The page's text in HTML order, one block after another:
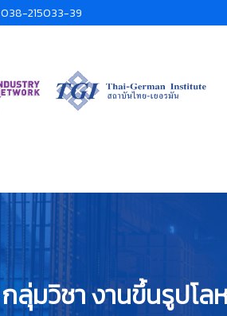
038-215033-39
กลุ่มวิชา งานขึ้นรูปโ